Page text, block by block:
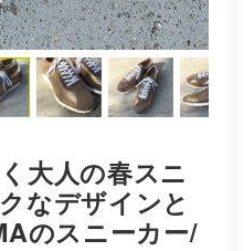
大人の春スニ
なデザインと
のスニーカー/